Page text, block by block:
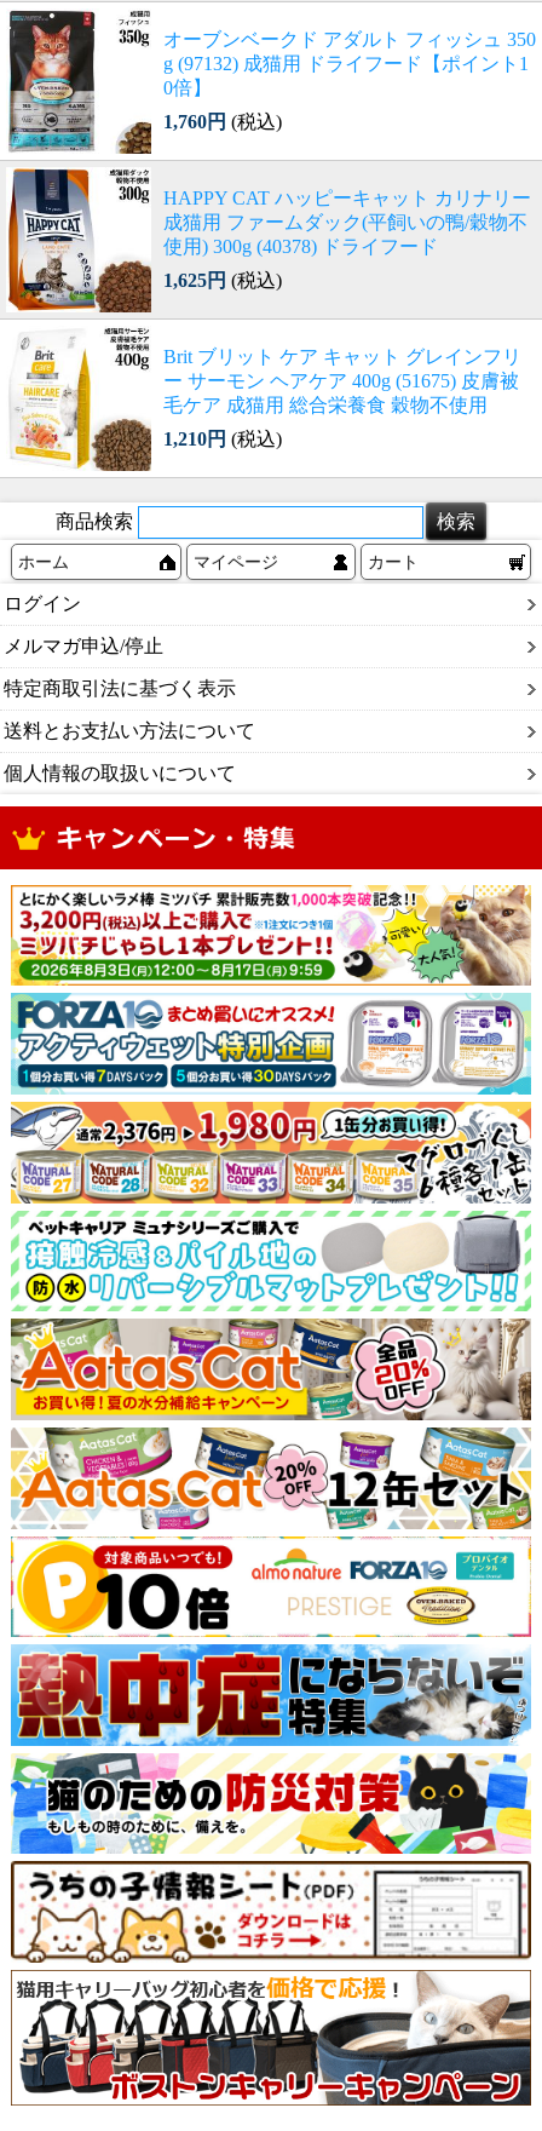
オーブンベークド アダルト フィッシュ 350
g (97132) 成猫用 ドライフード【ポイント1
0倍】
1,760円 (税込)
HAPPY CAT ハッピーキャット カリナリー
成猫用 ファームダック(平飼いの鴨/穀物不
使用) 300g (40378) ドライフード
1,625円 (税込)
Brit ブリット ケア キャット グレインフリ
ー サーモン ヘアケア 400g (51675) 皮膚被
毛ケア 成猫用 総合栄養食 穀物不使用
1,210円 (税込)
商品検索
ホーム マイページ カート
ログイン
メルマガ申込/停止
特定商取引法に基づく表示
送料とお支払い方法について
個人情報の取扱いについて